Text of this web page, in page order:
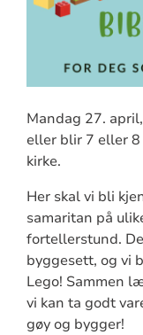
Mandag 27.
eller blir 7 eller
kirke.
Her skal vi bli
samaritan på
fortellerstund.
byggesett, og vi
Lego! Sammen
vi kan ta godt
gøy og bygger!